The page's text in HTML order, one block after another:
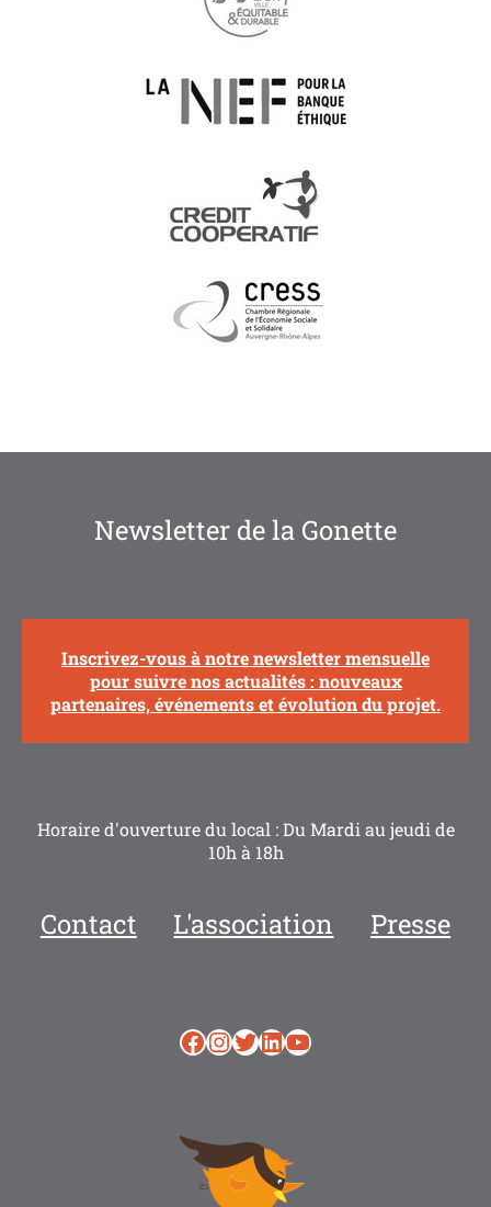
Newsletter de la Gonette
Inscrivez-vous à notre newsletter mensuelle
pour suivre nos actualités : nouveaux
partenaires, événements et évolution du projet.
Horaire d'ouverture du local : Du Mardi au jeudi de
10h à 18h
Contact L'association Presse
Facebook InstagramTwitter LinkedIn YouTube